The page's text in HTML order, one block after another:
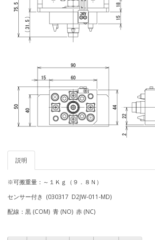
説明
※可搬重量：～１Ｋｇ（９．８Ｎ）
センサー付き (030317 D2JW-011-MD)
配線：黒 (COM) 青 (NO) 赤 (NC)